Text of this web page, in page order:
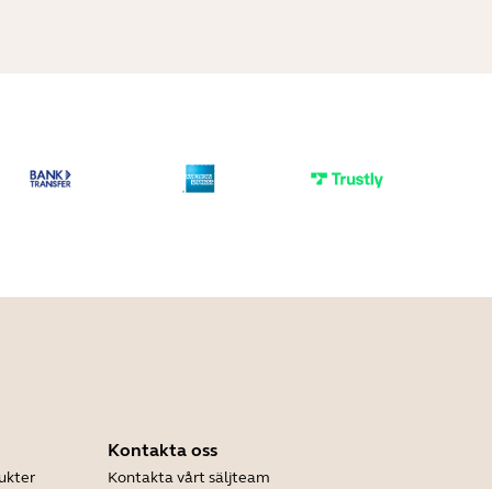
Kontakta oss
Kontakta vårt säljteam